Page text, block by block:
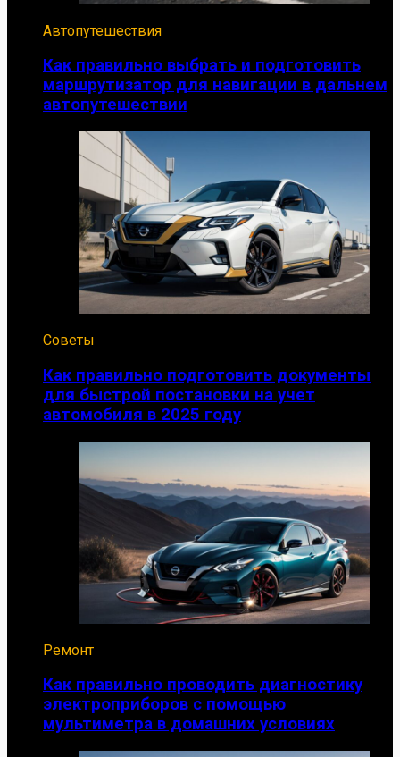
Автопутешествия
Как правильно выбрать и подготовить
маршрутизатор для навигации в дальнем
автопутешествии
Советы
Как правильно подготовить документы
для быстрой постановки на учет
автомобиля в 2025 году
Ремонт
Как правильно проводить диагностику
электроприборов с помощью
мультиметра в домашних условиях